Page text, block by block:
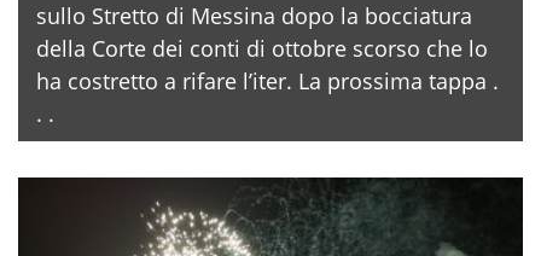
sullo Stretto di Messina dopo la bocciatura
della Corte dei conti di ottobre scorso che lo
ha costretto a rifare l’iter. La prossima tappa .
. .